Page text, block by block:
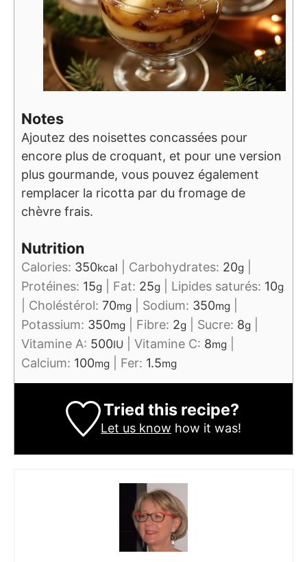
Notes
Ajoutez des noisettes concassées pour
encore plus de croquant, et pour une version
plus gourmande, vous pouvez également
remplacer la ricotta par du fromage de
chèvre frais.
Nutrition
Calories: 350kcal Carbohydrates: 20g
Protéines: 15g Fat: 25g Lipides saturés: 10g
Choléstérol: 70mg Sodium: 350mg
Potassium: 350mg Fibre: 2g Sucre: 8g
Vitamine A: 500IU Vitamine C: 8mg
Calcium: 100mg Fer: 1.5mg
Tried this recipe?
Let us know how it was!